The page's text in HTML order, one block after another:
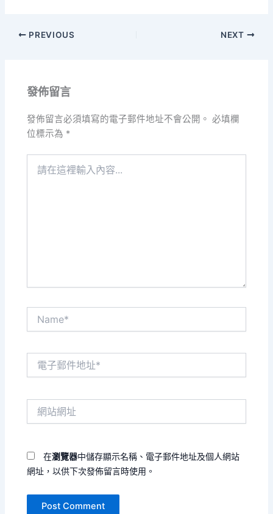
PREVIOUS NEXT
發佈留言
發佈留言必須填寫的電子郵件地址不會公開。 必填欄
位標示為 *
在瀏覽器中儲存顯示名稱、電子郵件地址及個人網站
網址，以供下次發佈留言時使用。